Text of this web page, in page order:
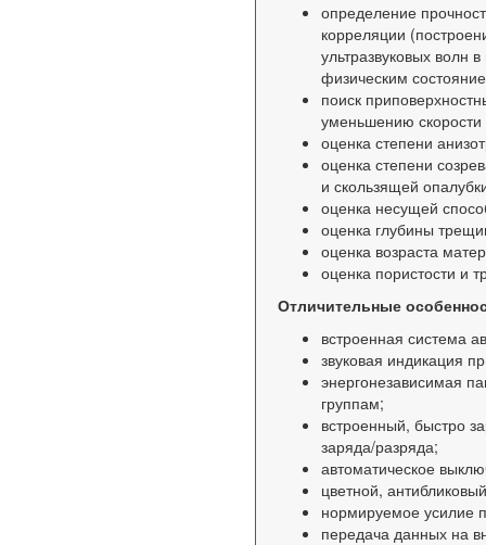
определение
корреляции
ультразвуковых волн
физическим
поиск
уменьшению
оценка степени
оценка степени
и скользящей
оценка несущей
оценка глубины
оценка возраста
оценка пористости и
Отличительные
встроенная система
звуковая индикация
энергонезависимая
группам;
встроенный, быстро
заряда/разряда;
автоматическое
цветной,
нормируемое усилие
передача данных на